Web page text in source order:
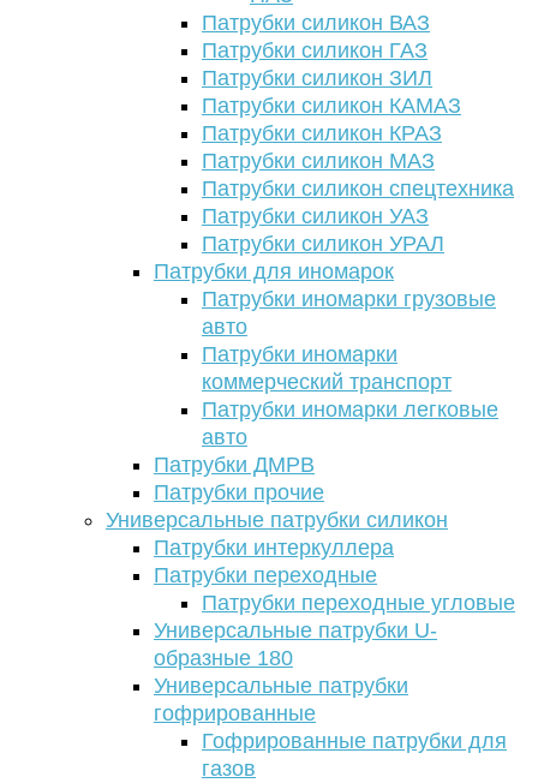
Патрубки силикон ВАЗ
Патрубки силикон ГАЗ
Патрубки силикон ЗИЛ
Патрубки силикон КАМАЗ
Патрубки силикон КРАЗ
Патрубки силикон МАЗ
Патрубки силикон спецтехника
Патрубки силикон УАЗ
Патрубки силикон УРАЛ
Патрубки для иномарок
Патрубки иномарки грузовые
авто
Патрубки иномарки
коммерческий транспорт
Патрубки иномарки легковые
авто
Патрубки ДМРВ
Патрубки прочие
Универсальные патрубки силикон
Патрубки интеркуллера
Патрубки переходные
Патрубки переходные угловые
Универсальные патрубки U-
образные 180
Универсальные патрубки
гофрированные
Гофрированные патрубки для
газов